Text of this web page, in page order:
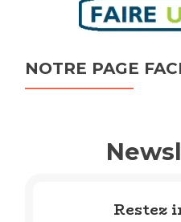
NOTRE PAGE
Restez